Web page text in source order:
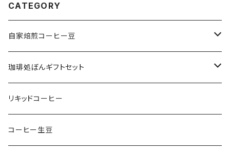
CATEGORY
自家焙煎コーヒー豆
珈琲処ぼんオリジナルブレンド
スペシャルティコーヒー
オリジナルブレンド
珈琲処ぼんセレクト
珈琲処ぼんギフトセット
coffee1056bon GIFT BOX
Tシャツ
リキッドコーヒー
コーヒー生豆